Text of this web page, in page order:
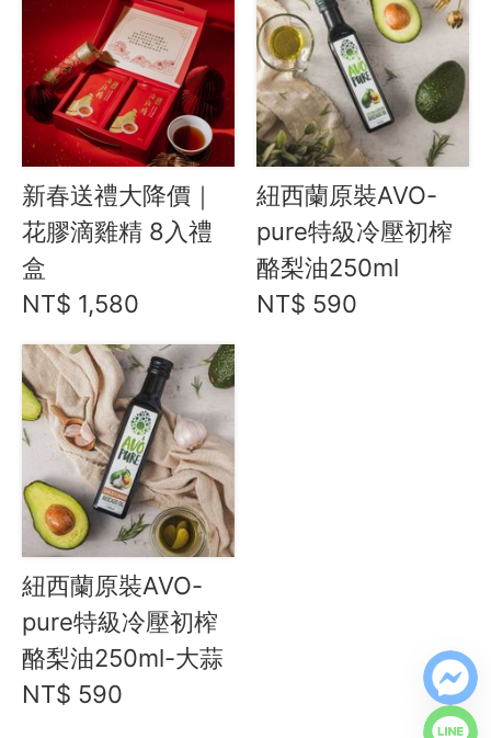
關於愛飯團
聯絡我們
合作與廣告
媒體推薦與報導
隱私保護
資訊安全
新春送禮大降價｜
花膠滴雞精 8入禮
盒
NT$ 1,580
紐西蘭原裝AVO-
pure特級冷壓初榨
酪梨油250ml
NT$ 590
紐西蘭原裝AVO-
pure特級冷壓初榨
酪梨油250ml-大蒜
NT$ 590